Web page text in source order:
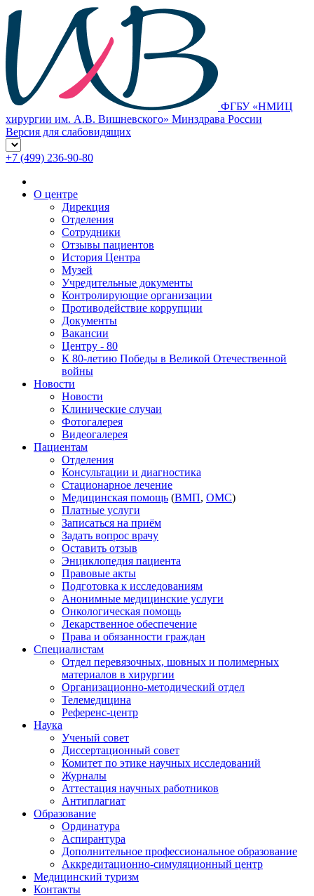
ФГБУ «НМИЦ
хирургии им. А.В. Вишневского» Минздрава России
Версия для слабовидящих
+7 (499) 236-90-80
О центре
Дирекция
Отделения
Сотрудники
Отзывы пациентов
История Центра
Музей
Учредительные документы
Контролирующие организации
Противодействие коррупции
Документы
Вакансии
Центру - 80
К 80-летию Победы в Великой Отечественной
войны
Новости
Новости
Клинические случаи
Фотогалерея
Видеогалерея
Пациентам
Отделения
Консультации и диагностика
Стационарное лечение
Медицинская помощь (ВМП, ОМС)
Платные услуги
Записаться на приём
Задать вопрос врачу
Оставить отзыв
Энциклопедия пациента
Правовые акты
Подготовка к исследованиям
Анонимные медицинские услуги
Онкологическая помощь
Лекарственное обеспечение
Права и обязанности граждан
Специалистам
Отдел перевязочных, шовных и полимерных
материалов в хирургии
Организационно-методический отдел
Телемедицина
Референс-центр
Наука
Ученый совет
Диссертационный совет
Комитет по этике научных исследований
Журналы
Аттестация научных работников
Антиплагиат
Образование
Ординатура
Аспирантура
Дополнительное профессиональное образование
Аккредитационно-симуляционный центр
Медицинский туризм
Контакты